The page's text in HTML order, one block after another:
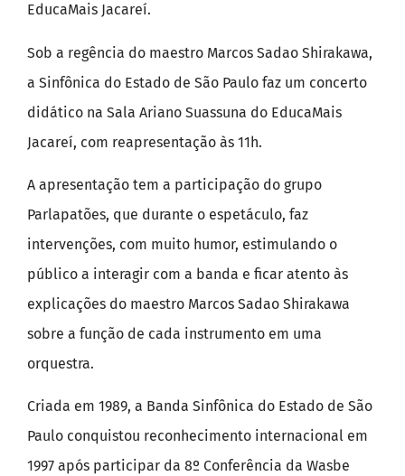
EducaMais Jacareí.
Sob a regência do maestro Marcos Sadao Shirakawa,
a Sinfônica do Estado de São Paulo faz um concerto
didático na Sala Ariano Suassuna do EducaMais
Jacareí, com reapresentação às 11h.
A apresentação tem a participação do grupo
Parlapatões, que durante o espetáculo, faz
intervenções, com muito humor, estimulando o
público a interagir com a banda e ficar atento às
explicações do maestro Marcos Sadao Shirakawa
sobre a função de cada instrumento em uma
orquestra.
Criada em 1989, a Banda Sinfônica do Estado de São
Paulo conquistou reconhecimento internacional em
1997 após participar da 8º Conferência da Wasbe